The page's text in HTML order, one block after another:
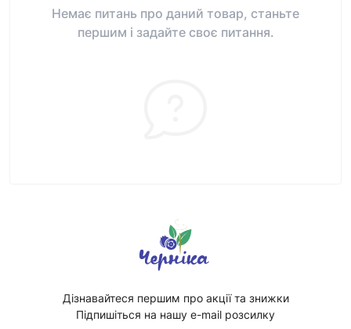
Немає питань про даний товар, станьте
першим і задайте своє питання.
Дізнавайтеся першим про акції та знижки
Підпишіться на нашу e-mail розсилку